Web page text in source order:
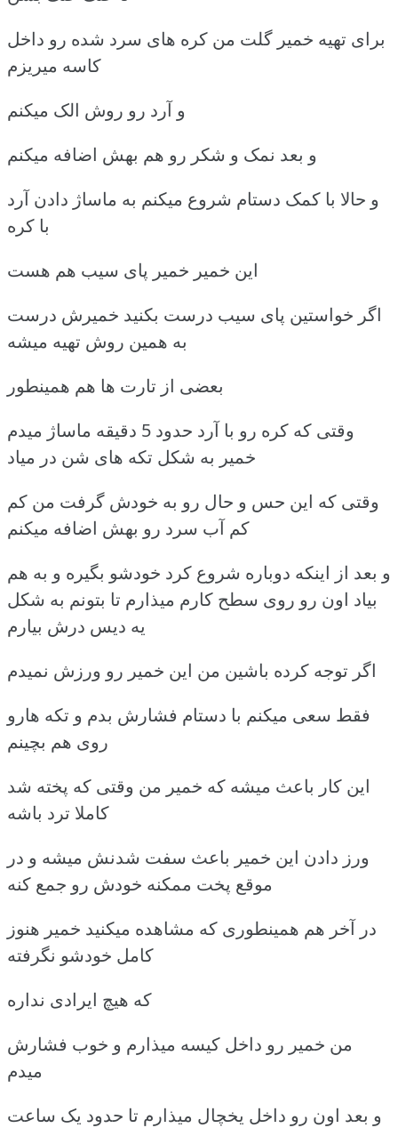
برای تهیه خمیر گلت من کره های سرد شده رو داخل
کاسه میریزم
و آرد رو روش الک میکنم
و بعد نمک و شکر رو هم بهش اضافه میکنم
و حالا با کمک دستام شروع میکنم به ماساژ دادن آرد
با کره
این خمیر خمیر پای سیب هم هست
اگر خواستین پای سیب درست بکنید خمیرش درست
به همین روش تهیه میشه
بعضی از تارت ها هم همینطور
وقتی که کره رو با آرد حدود 5 دقیقه ماساژ میدم
خمیر به شکل تکه های شن در میاد
وقتی که این حس و حال رو به خودش گرفت من کم
کم آب سرد رو بهش اضافه میکنم
و بعد از اینکه دوباره شروع کرد خودشو بگیره و به هم
بیاد اون رو روی سطح کارم میذارم تا بتونم به شکل
یه دیس درش بیارم
اگر توجه کرده باشین من این خمیر رو ورزش نمیدم
فقط سعی میکنم با دستام فشارش بدم و تکه هارو
روی هم بچینم
این کار باعث میشه که خمیر من وقتی که پخته شد
کاملا ترد باشه
ورز دادن این خمیر باعث سفت شدنش میشه و در
موقع پخت ممکنه خودش رو جمع کنه
در آخر هم همینطوری که مشاهده میکنید خمیر هنوز
کامل خودشو نگرفته
که هیچ ایرادی نداره
من خمیر رو داخل کیسه میذارم و خوب فشارش
میدم
و بعد اون رو داخل یخچال میذارم تا حدود یک ساعت